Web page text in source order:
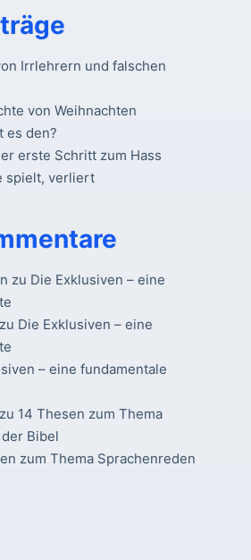
Irrlehrern und falschen
von Weihnachten
es den?
erste Schritt zum Hass
spielt, verliert
zu Die Exklusiven – eine
zu Die Exklusiven – eine
– eine fundamentale
zu 14 Thesen zum Thema
Bibel
zum Thema Sprachenreden